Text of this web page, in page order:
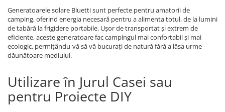
Interfete si cabluri
Cabluri panouri fotovoltaice
Cabluri pentru echipamente
fotovoltaice
Protectii si izolatoare de baterii
Monitorizare si control
Convertoare DC - DC
Generatoarele solare Bluetti sunt perfecte pentru amatorii de
camping, oferind energia necesară pentru a alimenta totul, de la lumini
de tabără la frigidere portabile. Ușor de transportat și extrem de
eficiente, aceste generatoare fac campingul mai confortabil și mai
ecologic, permițându-vă să vă bucurați de natură fără a lăsa urme
dăunătoare mediului.
Utilizare în Jurul Casei sau
pentru Proiecte DIY